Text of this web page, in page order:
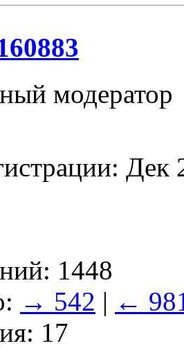
модератор
Дек
1448
→ 542 | ←
17